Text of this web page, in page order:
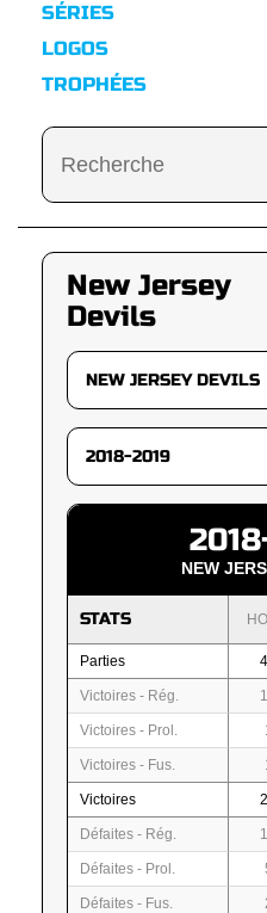
SÉRIES
LOGOS
TROPHÉES
New Jersey
Devils
NEW
STATS
Parties
Victoires - Rég.
Victoires - Prol.
Victoires - Fus.
Victoires
Défaites - Rég.
Défaites - Prol.
Défaites - Fus.